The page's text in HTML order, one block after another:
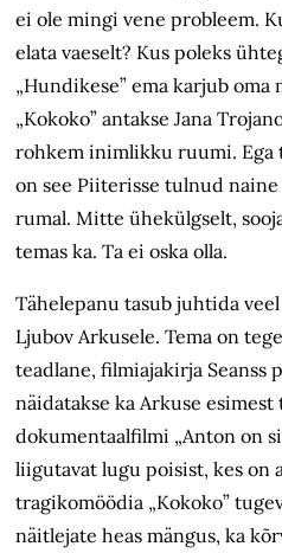
ei ole mingi vene probleem.
elata vaeselt? Kus poleks
„Hundikese” ema karjub oma
„Kokoko” antakse Jana
rohkem inimlikku ruumi. Ega
on see Piiterisse tulnud
rumal. Mitte ühekülgselt,
temas ka. Ta ei oska olla.
Tähelepanu tasub juhtida
Ljubov Arkusele. Tema on
teadlane, filmiajakirja Seanss
näidatakse ka Arkuse
dokumentaalfilmi „Anton on
liigutavat lugu poisist, kes on
tragikomöödia „Kokoko”
näitlejate heas mängus, ka